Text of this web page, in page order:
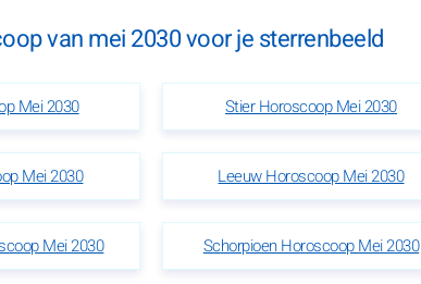
van mei 2030 voor je sterrenbeeld
Mei 2030 Stier Horoscoop Mei 2030
Mei 2030 Leeuw Horoscoop Mei 2030
Mei 2030 Schorpioen Horoscoop Mei 2030